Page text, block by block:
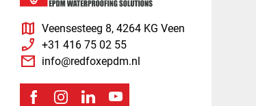
map Veensesteeg 8, 4264 KG Veen
phone_enabled +31 416 75 02 55
mail info@redfoxepdm.nl